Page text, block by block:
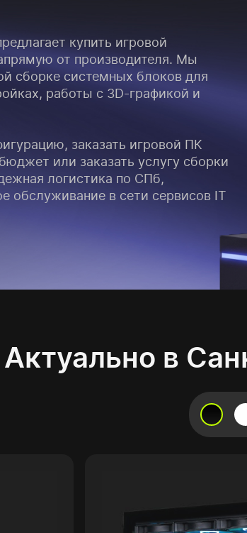
купить игровой
от производителя. Мы
сборке системных блоков для
работы с 3D-графикой и
заказать игровой ПК
или заказать услугу сборки
логистика по СПб,
обслуживание в сети сервисов IT
Актуально в